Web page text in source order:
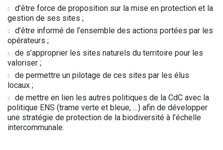
d’être force de proposition sur la mise en protection et la
gestion de ses sites ;
d’être informé de l’ensemble des actions portées par les
opérateurs ;
de s’approprier les sites naturels du territoire pour les
valoriser ;
de permettre un pilotage de ces sites par les élus
locaux ;
de mettre en lien les autres politiques de la CdC avec la
politique ENS (trame verte et bleue, …) afin de développer
une stratégie de protection de la biodiversité à l’échelle
intercommunale.